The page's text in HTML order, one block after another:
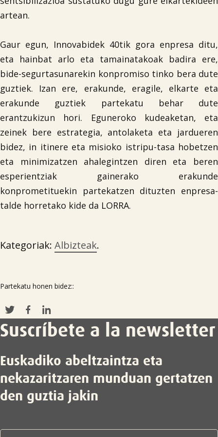
artean.
Gaur egun, Innovabidek 40tik gora enpresa ditu,
eta hainbat arlo eta tamainatakoak badira ere,
bide-segurtasunarekin konpromiso tinko bera dute
guztiek. Izan ere, erakunde, eragile, elkarte eta
erakunde guztiek partekatu behar dute
erantzukizun hori. Eguneroko kudeaketan, eta
zeinek bere estrategia, antolaketa eta jardueren
bidez, in itinere eta misioko istripu-tasa hobetzen
eta minimizatzen ahalegintzen diren eta beren
esperientziak gainerako erakunde
konprometituekin partekatzen dituzten enpresa-
talde horretako kide da LORRA.
Kategoriak: Albizteak.
Partekatu honen bidez::
Suscríbete a la newsletter
Euskadiko abeltzaintza eta
nekazaritzaren munduan gertatzen
den guztia jakin